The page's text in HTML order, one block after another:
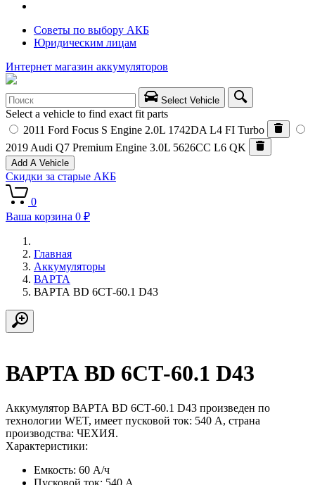
Советы по выбору АКБ
Юридическим лицам
Интернет магазин аккумуляторов
Select Vehicle
Select a vehicle to find exact fit parts
2011 Ford Focus S Engine 2.0L 1742DA L4 FI Turbo
2019 Audi Q7 Premium Engine 3.0L 5626CC L6 QK
Add A Vehicle
Скидки за старые АКБ
0
Ваша корзина 0 ₽
Главная
Аккумуляторы
ВАРТА
ВАРТА BD 6СТ-60.1 D43
ВАРТА BD 6СТ-60.1 D43
Аккумулятор ВАРТА BD 6СТ-60.1 D43 произведен по
технологии WET, имеет пусковой ток: 540 A, страна
производства: ЧЕХИЯ.
Характеристики:
Емкость: 60 А/ч
Пусковой ток: 540 А